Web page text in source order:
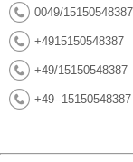
0049/15150548387
+4915150548387
+49/15150548387
+49--15150548387